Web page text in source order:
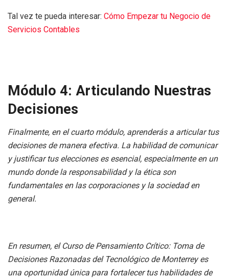
Tal vez te pueda interesar: Cómo Empezar tu Negocio de
Servicios Contables
Módulo 4: Articulando Nuestras
Decisiones
Finalmente, en el cuarto módulo, aprenderás a articular tus
decisiones de manera efectiva. La habilidad de comunicar
y justificar tus elecciones es esencial, especialmente en un
mundo donde la responsabilidad y la ética son
fundamentales en las corporaciones y la sociedad en
general.
En resumen, el Curso de Pensamiento Crítico: Toma de
Decisiones Razonadas del Tecnológico de Monterrey es
una oportunidad única para fortalecer tus habilidades de